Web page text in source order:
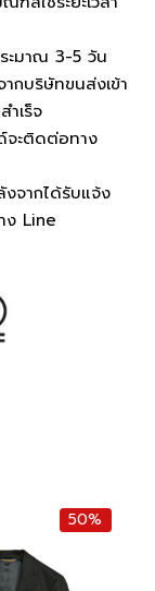
ระมาณ 3-5 วัน
กบริษัทขนส่งเข้า
ำเร็จ
จะติดต่อทาง
จากได้รับแจ้ง
ง Line
50%